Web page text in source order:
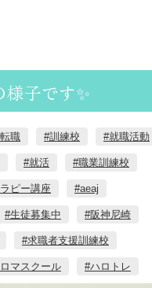
子です✨
職 #訓練校 #就職活動
#就活 #職業訓練校
ピー講座 #aeaj
#生徒募集中 #阪神尼崎
#求職者支援訓練校
マスクール #ハロトレ